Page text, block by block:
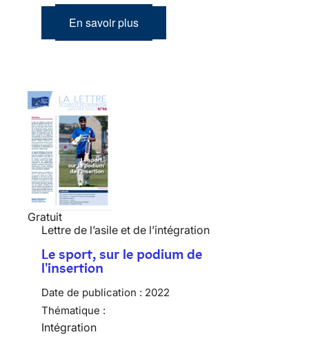
En savoir plus
Gratuit
Lettre de l’asile et de l’intégration
Le sport, sur le podium de
l'insertion
Date de publication : 2022
Thématique :
Intégration